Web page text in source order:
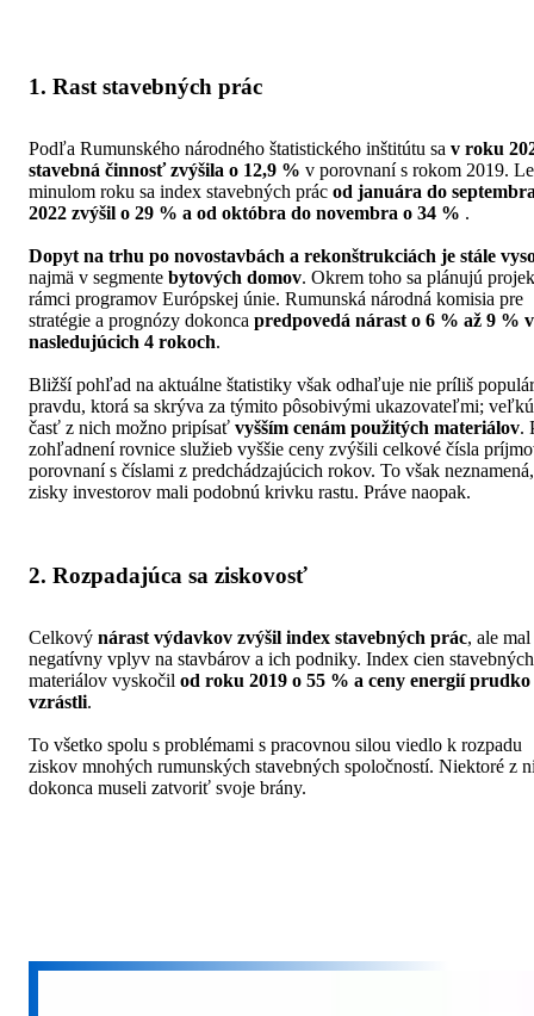
1. Rast stavebných prác
Podľa Rumunského národného štatistického inštitútu sa v roku
stavebná činnosť zvýšila o 12,9 % v porovnaní s rokom 2019.
minulom roku sa index stavebných prác od januára do
2022 zvýšil o 29 % a od októbra do novembra o 34 % .
Dopyt na trhu po novostavbách a rekonštrukciách je stále
najmä v segmente bytových domov. Okrem toho sa plánujú
rámci programov Európskej únie. Rumunská národná komisia pre
stratégie a prognózy dokonca predpovedá nárast o 6 % až 9 % v
nasledujúcich 4 rokoch.
Bližší pohľad na aktuálne štatistiky však odhaľuje nie príliš
pravdu, ktorá sa skrýva za týmito pôsobivými ukazovateľmi; veľkú
časť z nich možno pripísať vyšším cenám použitých materiálov.
zohľadnení rovnice služieb vyššie ceny zvýšili celkové čísla
porovnaní s číslami z predchádzajúcich rokov. To však
zisky investorov mali podobnú krivku rastu. Práve naopak.
2. Rozpadajúca sa ziskovosť
Celkový nárast výdavkov zvýšil index stavebných prác, ale mal
negatívny vplyv na stavbárov a ich podniky. Index cien stavebných
materiálov vyskočil od roku 2019 o 55 % a ceny energií prudko
vzrástli.
To všetko spolu s problémami s pracovnou silou viedlo k rozpadu
ziskov mnohých rumunských stavebných spoločností. Niektoré z
dokonca museli zatvoriť svoje brány.